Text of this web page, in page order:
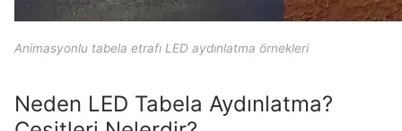
Animasyonlu tabela etrafı LED aydınlatma örnekleri
Neden LED Tabela Aydınlatma?